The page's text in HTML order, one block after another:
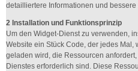
detailliertere Informationen und bessere
2 Installation und Funktionsprinzip
Um den Widget-Dienst zu verwenden,
Website ein Stück Code, der jedes
geladen wird, die Ressourcen
Dienstes erforderlich sind. Diese